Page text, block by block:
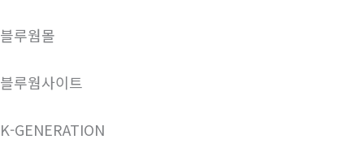
블루웜몰
블루웜사이트
K-GENERATION